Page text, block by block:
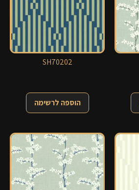
SH70202
הוספה לרשימה